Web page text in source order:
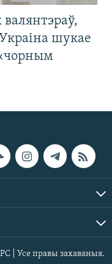
шукае
| Усе правы захаваныя.